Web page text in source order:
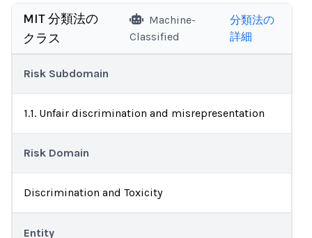
MIT 分類法の
クラス
Machine-
Classified
分類法の
詳細
Risk Subdomain
1.1. Unfair discrimination and misrepresentation
Risk Domain
Discrimination and Toxicity
Entity